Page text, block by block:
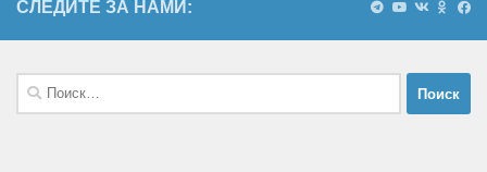
СЛЕДИТЕ ЗА НАМИ:
Найти: